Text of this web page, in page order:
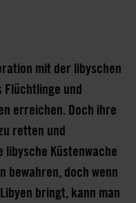
mit der libyschen
Flüchtlinge und
erreichen. Doch ihre
retten und
libysche Küstenwache
bewahren, doch wenn
bringt, kann man